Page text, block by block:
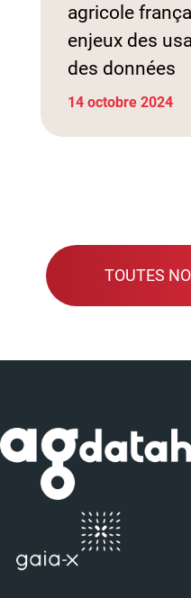
agricole
enjeux des
des données
14 octobre 2024
TOUTES